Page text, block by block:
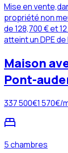
Mise en
propriété non
de 128,700 € et
atteint un DPE de
Maison
Pont-
337 500€1 570€/
5 chambres